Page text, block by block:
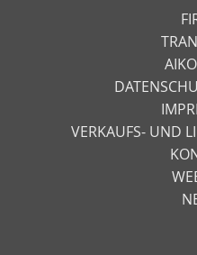
VERKAUFS- UND